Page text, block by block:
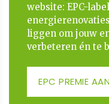
website: EPC-
liggen om jouw
verbeteren én te
EPC PREMIE